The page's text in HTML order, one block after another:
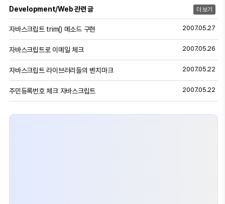
Development/Web 관련 글 더 보기
자바스크립트 trim() 메소드 구현 2007.05.27
자바스크립트로 이메일 체크 2007.05.26
자바스크립트 라이브러리들의 벤치마크 2007.05.22
주민등록번호 체크 자바스크립트 2007.05.22